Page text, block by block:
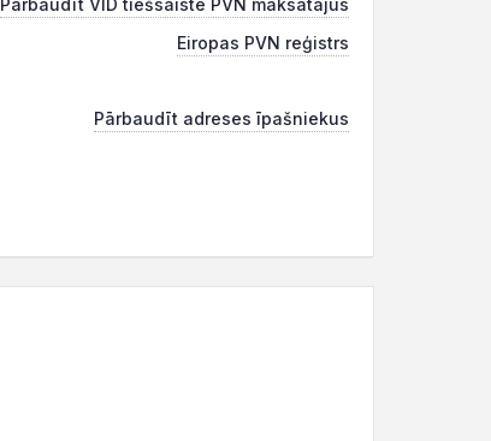
Pārbaudīt VID tiešsaistē PVN maksātājus
Eiropas PVN reģistrs
Pārbaudīt adreses īpašniekus